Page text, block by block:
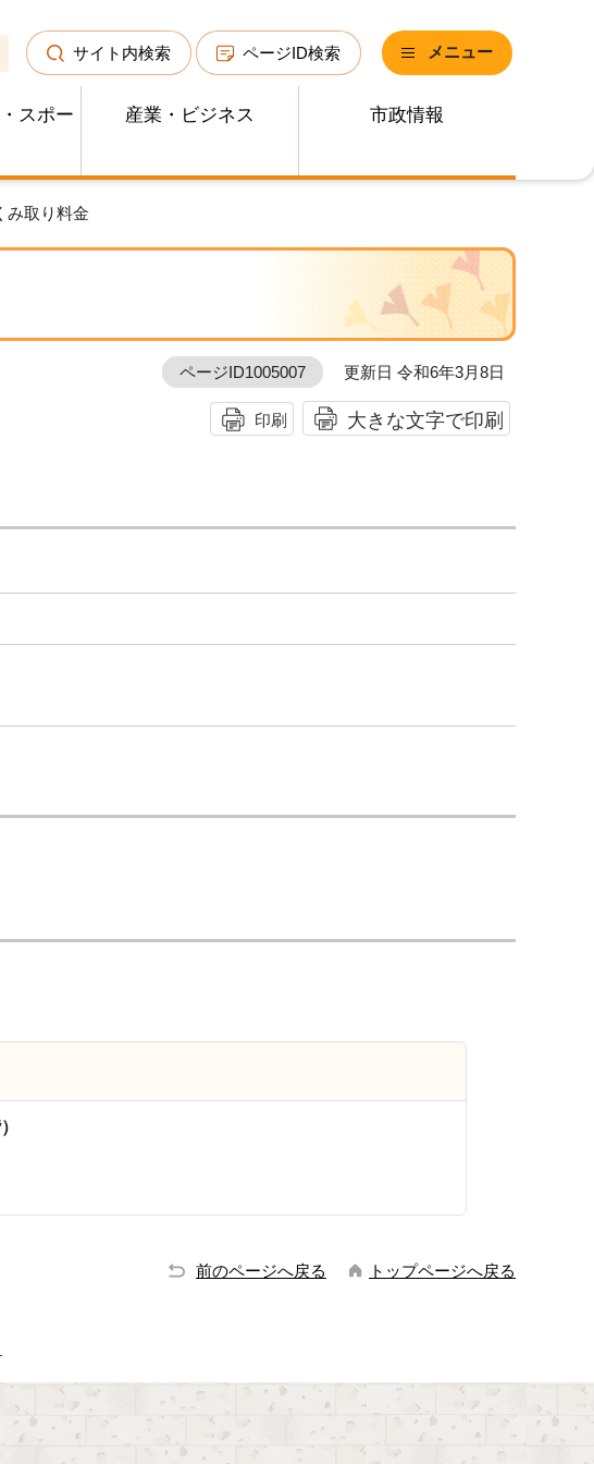
サイト内検索 ページID検索 メニュー
スポー
産業・ビジネス 市政情報
み取り料金
ページID1005007 更新日 令和6年3月8日
印刷 大きな文字で印刷
前のページへ戻る トップページへ戻る